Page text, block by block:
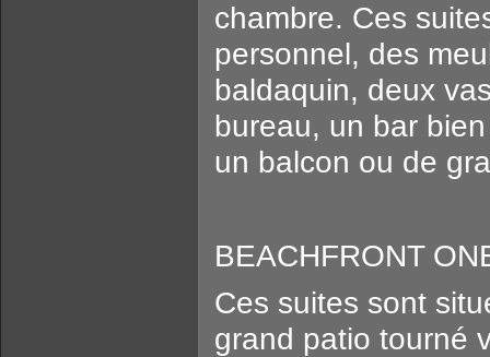
chambre. Ces
personnel, des
baldaquin, deux
bureau, un bar
un balcon ou de
BEACHFRONT
Ces suites sont
grand patio tourné